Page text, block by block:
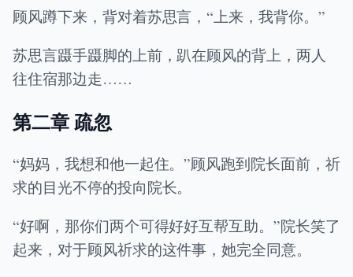
顾风蹲下来，背对着苏思言，“上来，我背你。”
苏思言蹑手蹑脚的上前，趴在顾风的背上，两人
往住宿那边走……
第二章 疏忽
“妈妈，我想和他一起住。”顾风跑到院长面前，祈
求的目光不停的投向院长。
“好啊，那你们两个可得好好互帮互助。”院长笑了
起来，对于顾风祈求的这件事，她完全同意。